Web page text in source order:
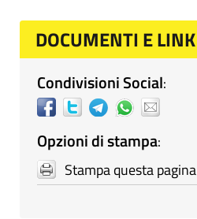
DOCUMENTI E LINK
Condivisioni Social:
Opzioni di stampa:
Stampa questa pagina